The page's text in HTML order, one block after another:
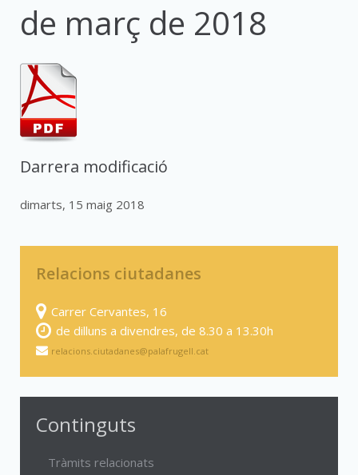
de març de 2018
Darrera modificació
dimarts, 15 maig 2018
Relacions ciutadanes
Carrer Cervantes, 16
de dilluns a divendres, de 8.30 a 13.30h
relacions.ciutadanes@palafrugell.cat
Continguts
Tràmits relacionats